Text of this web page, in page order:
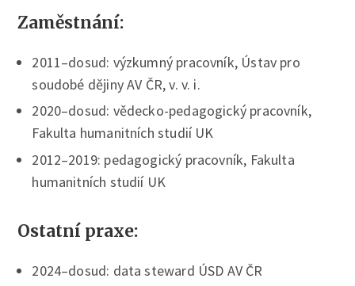
Zaměstnání:
2011–dosud: výzkumný pracovník, Ústav pro
soudobé dějiny AV ČR, v. v. i.
2020–dosud: vědecko-pedagogický pracovník,
Fakulta humanitních studií UK
2012–2019: pedagogický pracovník, Fakulta
humanitních studií UK
Ostatní praxe:
2024–dosud: data steward ÚSD AV ČR